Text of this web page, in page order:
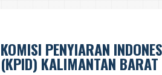
KOMISI PENYIARAN
(KPID) KALIMANTAN BARAT